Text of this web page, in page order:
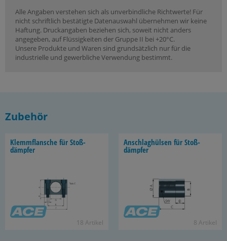
Alle Angaben verstehen sich als unverbindliche Richtwerte! Für
nicht schriftlich bestätigte Datenauswahl übernehmen wir keine
Haftung. Druckangaben beziehen sich, soweit nicht anders
angegeben, auf Flüssigkeiten der Gruppe II bei +20°C.
Unsere Produkte und Waren sind grundsätzlich nur für die
industrielle und gewerbliche Verwendung bestimmt.
Zubehör
Klemm­flan­sche für Stoß­
dämp­fer
18 Ar­ti­kel
An­schlag­hül­sen für Stoß­
dämp­fer
8 Ar­ti­kel